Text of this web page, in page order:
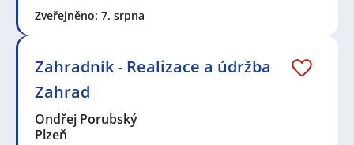
Zveřejněno: 7. srpna
Zahradník - Realizace a údržba
Zahrad
Ondřej Porubský
Plzeň